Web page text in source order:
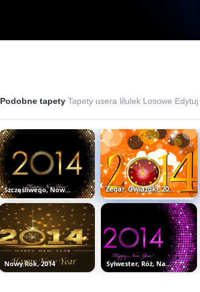
Podobne tapety Tapety usera lilulek Losowe Edytuj
Szczęśliwego, Nowego, Roku, Napis...
Nowy Rok, 2014
Zegar, Gwiazdki, 2014, Nowy Rok
Sylwester, Róż, Napis, 2014, Happy New...